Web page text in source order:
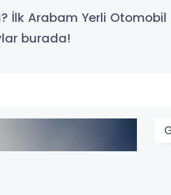
Arabam Yerli Otomobil
burada!